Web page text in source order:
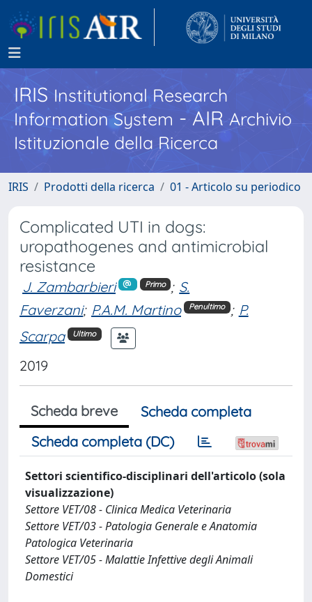
IRISInstitutional Research
Information System - AIR Archivio
Istituzionale della Ricerca
IRIS Prodotti della ricerca 01 - Articolo su periodico
Complicated UTI in dogs:
uropathogenes and antimicrobial
resistance
J. Zambarbieri Primo ; S.
Faverzani; P.A.M. Martino Penultimo ; P.
Scarpa
Ultimo
2019
Scheda breve
Scheda completa
Scheda completa (DC)
Settori scientifico-disciplinari dell'articolo (sola
visualizzazione)
Settore VET/08 - Clinica Medica Veterinaria
Settore VET/03 - Patologia Generale e Anatomia
Patologica Veterinaria
Settore VET/05 - Malattie Infettive degli Animali
Domestici